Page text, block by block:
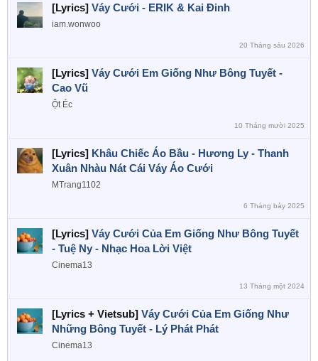
[Lyrics] Váy Cưới - ERIK & Kai Đinh
iam.wonwoo
20 Tháng sáu 2026
[Lyrics] Váy Cưới Em Giống Như Bông Tuyết -
Cao Vũ
Ột Éc
10 Tháng mười 2025
[Lyrics] Khâu Chiếc Áo Bầu - Hương Ly - Thanh
Xuân Nhàu Nát Cái Váy Áo Cưới
MTrang1102
6 Tháng bảy 2025
[Lyrics] Váy Cưới Của Em Giống Như Bông Tuyết
- Tuệ Ny - Nhạc Hoa Lời Việt
Cinema13
13 Tháng một 2024
[Lyrics + Vietsub] Váy Cưới Của Em Giống Như
Những Bông Tuyết - Lý Phát Phát
Cinema13